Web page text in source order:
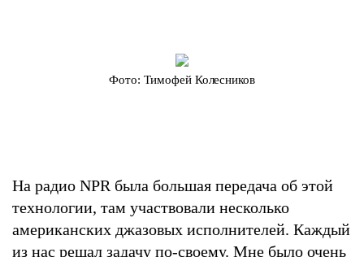
Фото: Тимофей Колесников
На радио NPR была большая передача об этой
технологии, там участвовали несколько
американских джазовых исполнителей. Каждый
из нас решал задачу по-своему. Мне было очень